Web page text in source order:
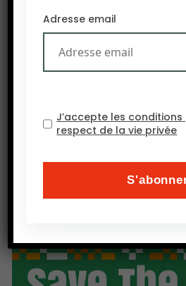
agricoles et industriels » a
Afrik, 24 août). Le Caire
est en cours. Il s’agit
amenant l’eau du lac Nasser.
Adresse email
J’accepte les
respect de la vie privée